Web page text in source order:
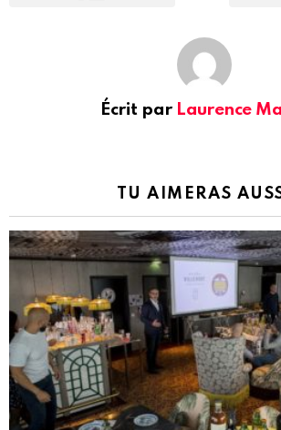
Écrit par Laurence
TU AIMERAS